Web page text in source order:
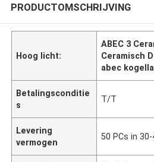
PRODUCTOMSCHRIJVING
Hoog licht:
ABEC 3
Ceramisch
abec
Betalingsconditie
s
T/T
Levering
vermogen
50 PCs in